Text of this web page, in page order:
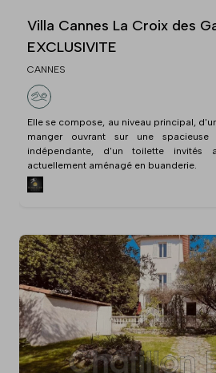
Villa Cannes La Croix des
EXCLUSIVITE
CANNES
Elle se compose, au niveau principal,
manger ouvrant sur une spacieuse
indépendante, d'un toilette invités
actuellement aménagé en buanderie.